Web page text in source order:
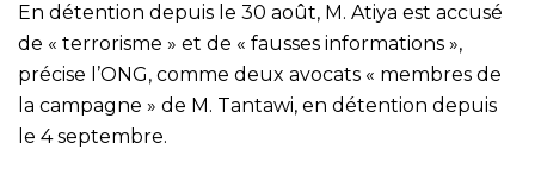
En détention depuis le 30 août, M. Atiya est accusé
de « terrorisme » et de « fausses informations »,
précise l’ONG, comme deux avocats « membres de
la campagne » de M. Tantawi, en détention depuis
le 4 septembre.